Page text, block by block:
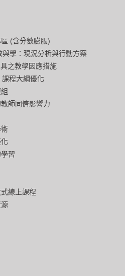
(含分數膨脹)
與學：現況分析與行動方案
之教學因應措施
程大綱優化
師同儕影響力
習
線上課程